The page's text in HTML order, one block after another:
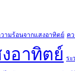
ามร้อนจากแสงอาทิตย์ ค
อาทิตย์ ระ